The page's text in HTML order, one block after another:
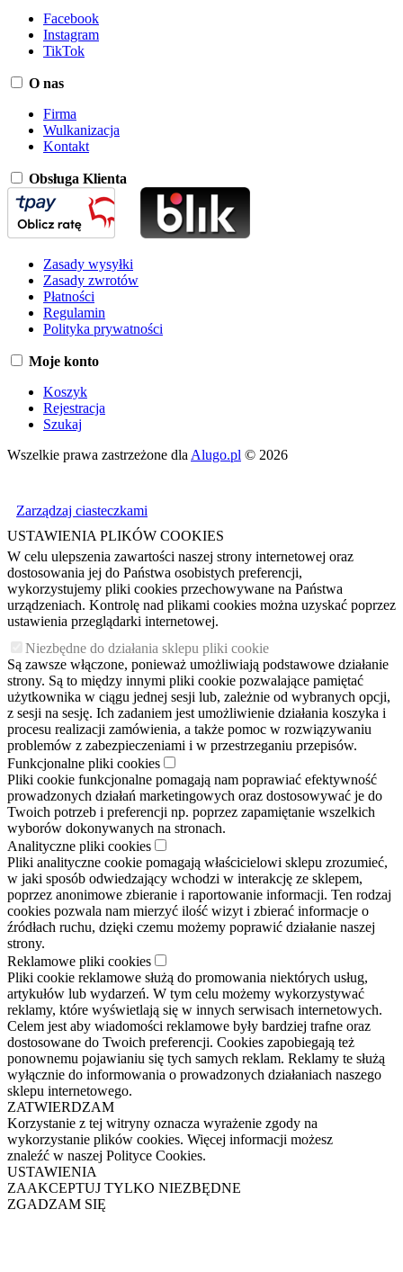
Facebook
Instagram
TikTok
O nas
Firma
Wulkanizacja
Kontakt
Obsługa Klienta
Zasady wysyłki
Zasady zwrotów
Płatności
Regulamin
Polityka prywatności
Moje konto
Koszyk
Rejestracja
Szukaj
Wszelkie prawa zastrzeżone dla Alugo.pl © 2026
Zarządzaj ciasteczkami
USTAWIENIA PLIKÓW COOKIES
W celu ulepszenia zawartości naszej strony internetowej oraz
dostosowania jej do Państwa osobistych preferencji,
wykorzystujemy pliki cookies przechowywane na Państwa
urządzeniach. Kontrolę nad plikami cookies można uzyskać poprzez
ustawienia przeglądarki internetowej.
Niezbędne do działania sklepu pliki cookie
Są zawsze włączone, ponieważ umożliwiają podstawowe działanie
strony. Są to między innymi pliki cookie pozwalające pamiętać
użytkownika w ciągu jednej sesji lub, zależnie od wybranych opcji,
z sesji na sesję. Ich zadaniem jest umożliwienie działania koszyka i
procesu realizacji zamówienia, a także pomoc w rozwiązywaniu
problemów z zabezpieczeniami i w przestrzeganiu przepisów.
Funkcjonalne pliki cookies
Pliki cookie funkcjonalne pomagają nam poprawiać efektywność
prowadzonych działań marketingowych oraz dostosowywać je do
Twoich potrzeb i preferencji np. poprzez zapamiętanie wszelkich
wyborów dokonywanych na stronach.
Analityczne pliki cookies
Pliki analityczne cookie pomagają właścicielowi sklepu zrozumieć,
w jaki sposób odwiedzający wchodzi w interakcję ze sklepem,
poprzez anonimowe zbieranie i raportowanie informacji. Ten rodzaj
cookies pozwala nam mierzyć ilość wizyt i zbierać informacje o
źródłach ruchu, dzięki czemu możemy poprawić działanie naszej
strony.
Reklamowe pliki cookies
Pliki cookie reklamowe służą do promowania niektórych usług,
artykułów lub wydarzeń. W tym celu możemy wykorzystywać
reklamy, które wyświetlają się w innych serwisach internetowych.
Celem jest aby wiadomości reklamowe były bardziej trafne oraz
dostosowane do Twoich preferencji. Cookies zapobiegają też
ponownemu pojawianiu się tych samych reklam. Reklamy te służą
wyłącznie do informowania o prowadzonych działaniach naszego
sklepu internetowego.
ZATWIERDZAM
Korzystanie z tej witryny oznacza wyrażenie zgody na
wykorzystanie plików cookies. Więcej informacji możesz
znaleźć w naszej Polityce Cookies.
USTAWIENIA
ZAAKCEPTUJ TYLKO NIEZBĘDNE
ZGADZAM SIĘ